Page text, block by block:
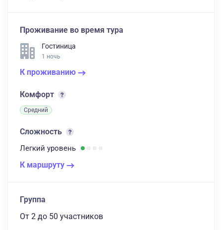
Проживание во время тура
Гостиница
1 ночь
К проживанию
Комфорт
Средний
Сложность
Легкий уровень
К маршруту
Группа
От 2 до 50 участников